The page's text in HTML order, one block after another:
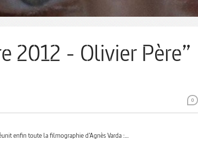
2012 - Olivier Père”
0
enfin toute la filmographie d’Agnès Varda :…